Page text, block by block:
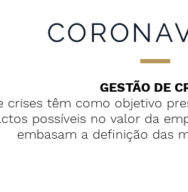
GESTÃO DE
crises têm como objetivo
possíveis no valor da
embasam a definição das